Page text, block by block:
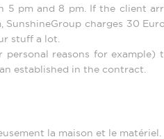
5 pm and 8 pm. If the client
charges 30
stuff a lot.
reasons for example)
established in the contract.
la maison et le matériel.